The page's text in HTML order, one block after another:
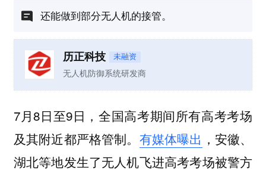
还能做到部分无人机的接管。
历正科技 未融资
无人机防御系统研发商
7月8日至9日，全国高考期间所有高考考场
及其附近都严格管制。 有媒体曝出 ， 安徽、
湖北等地发生了无人机飞进高考考场被警方